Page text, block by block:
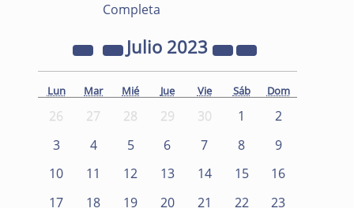
Completa
Julio 2023
Lun Mar Mié Jue Vie Sáb Dom
26 27 28 29 30 1
2
3
4 5 6 7 8
9
10
11 12 13 14 15
16
17
18 19 20 21 22
23